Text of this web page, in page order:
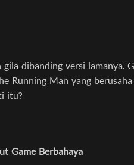
dibanding versi lamanya.
Running Man yang
itu?